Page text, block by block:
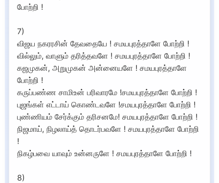
போற்றி !
7)
விஜய நகரரசின் தேவதையே ! சமயபுரத்தாளே போற்றி !
வில்லும், வாளும் தரித்தவளே ! சமயபுரத்தாளே போற்றி !
கஜமுகன், அறுமுகன் அன்னையளே ! சமயபுரத்தாளே
போற்றி !
கருப்பண்ண சாமிஉன் பரிவாரமே !சமயபுரத்தாளே போற்றி !
புஜங்கள் எட்டாய் கொண்டவளே !சமயபுரத்தாளே போற்றி !
புண்ணியம் சேர்க்கும் தரிசனமே! சமயபுரத்தாளே போற்றி !
நிஜமாய், நிழலாய்த் தொடர்பவளே ! சமயபுரத்தாளே போற்றி
!
நிகழ்பவை யாவும் உன்னருளே ! சமயபுரத்தாளே போற்றி !
8)